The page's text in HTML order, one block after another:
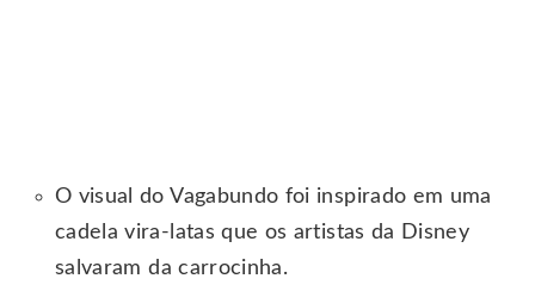
O visual do Vagabundo foi inspirado em uma
cadela vira-latas que os artistas da Disney
salvaram da carrocinha.